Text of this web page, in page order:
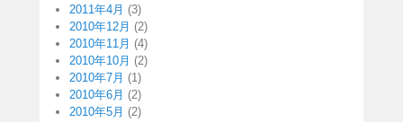
2011年4月 (3)
2010年12月 (2)
2010年11月 (4)
2010年10月 (2)
2010年7月 (1)
2010年6月 (2)
2010年5月 (2)